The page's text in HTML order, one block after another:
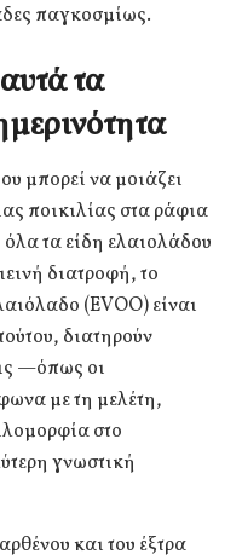
παγκοσμίως.
τα
μπορεί να μοιάζει
ποικιλίας στα ράφια
τα είδη ελαιολάδου
διατροφή, το
(EVOO) είναι
διατηρούν
—όπως οι
με τη μελέτη,
στο
γνωστική
και του έξτρα